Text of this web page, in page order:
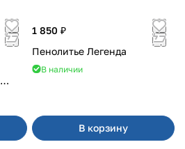
1 850 ₽
Пенолитье Легенда
В наличии
В корзину